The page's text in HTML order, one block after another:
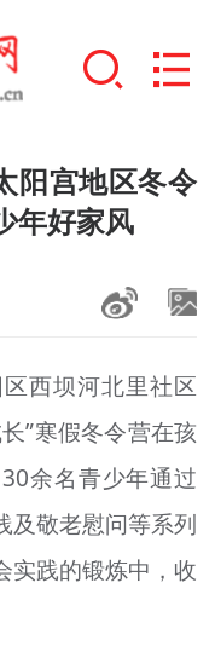
+
阳宫地区冬令
年好家风
西坝河北里社区
”寒假冬令营在孩
余名青少年通过
及敬老慰问等系列
实践的锻炼中，收